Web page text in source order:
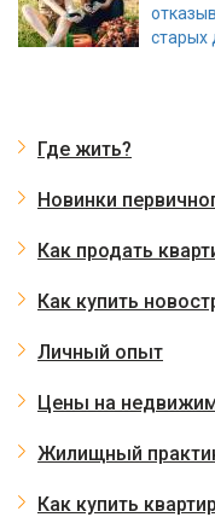
старых
Где жить?
Новинки
Как продать
Как купить
Личный опыт
Цены на
Жилищный
Как купить